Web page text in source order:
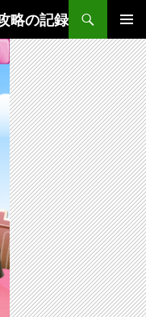
略の記録
メインメ
ニュー